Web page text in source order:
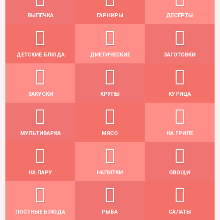
ВЫПЕЧКА ГАРНИРЫ ДЕСЕРТЫ
ДЕТСКИЕ БЛЮДА ДИЕТИЧЕСКИЕ ЗАГОТОВКИ
ЗАКУСКИ КРУПЫ КУРИЦА
МУЛЬТИВАРКА МЯСО НА ГРИЛЕ
НА ПАРУ НАПИТКИ ОВОЩИ
ПОСТНЫЕ БЛЮДА РЫБА САЛАТЫ